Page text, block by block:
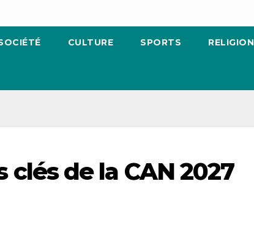
CULTURE SPORTS RELIGION
clés de la CAN 2027